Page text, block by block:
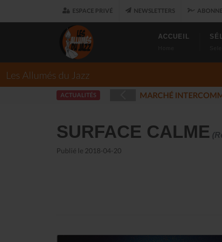
ESPACE PRIVÉ NEWSLETTERS
ACCUEIL
Les Allumés du Jazz
ACTUALITÉS LES ALLUMÉS
SURFACE CALME
Publié le 2018-04-20